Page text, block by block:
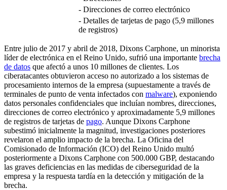
- Direcciones de correo electrónico
- Detalles de tarjetas de pago (5,9 millones
de registros)
Entre julio de 2017 y abril de 2018, Dixons Carphone, un minorista
líder de electrónica en el Reino Unido, sufrió una importante brecha
de datos que afectó a unos 10 millones de clientes. Los
ciberatacantes obtuvieron acceso no autorizado a los sistemas de
procesamiento internos de la empresa (supuestamente a través de
terminales de punto de venta infectados con malware), exponiendo
datos personales confidenciales que incluían nombres, direcciones,
direcciones de correo electrónico y aproximadamente 5,9 millones
de registros de tarjetas de pago. Aunque Dixons Carphone
subestimó inicialmente la magnitud, investigaciones posteriores
revelaron el amplio impacto de la brecha. La Oficina del
Comisionado de Información (ICO) del Reino Unido multó
posteriormente a Dixons Carphone con 500.000 GBP, destacando
las graves deficiencias en las medidas de ciberseguridad de la
empresa y la respuesta tardía en la detección y mitigación de la
brecha.